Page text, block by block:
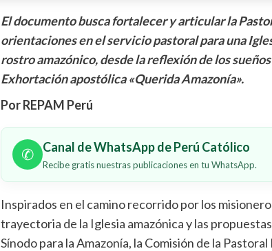
El documento busca fortalecer y articular la
orientaciones en el servicio pastoral para una
rostro amazónico, desde la reflexión de los
Exhortación apostólica «Querida Amazonía».
Por REPAM Perú
✆ Canal de WhatsApp de Perú Católico
Recibe gratis nuestras publicaciones en tu WhatsApp.
Inspirados en el camino recorrido por los
trayectoria de la Iglesia amazónica y las
Sínodo para la Amazonía, la Comisión de la